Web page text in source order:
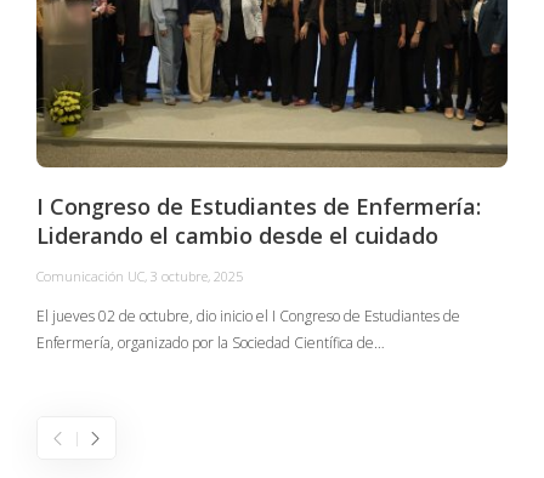
I Congreso de Estudiantes de Enfermería:
Liderando el cambio desde el cuidado
Comunicación UC, 3 octubre, 2025
El jueves 02 de octubre, dio inicio el I Congreso de Estudiantes de
Enfermería, organizado por la Sociedad Científica de…